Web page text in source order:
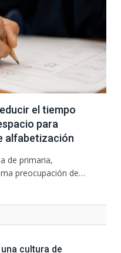
el tiempo
para
alfabetización
de primaria,
preocupación de…
cultura de